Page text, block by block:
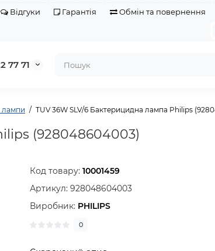
Відгуки Гарантія Обмін та повернення
77 71
лампи TUV 36W SLV/6 Бактерицидна лампа Philips
(928048604003)
Код товару:10001459
Артикул:928048604003
Виробник: PHILIPS
0